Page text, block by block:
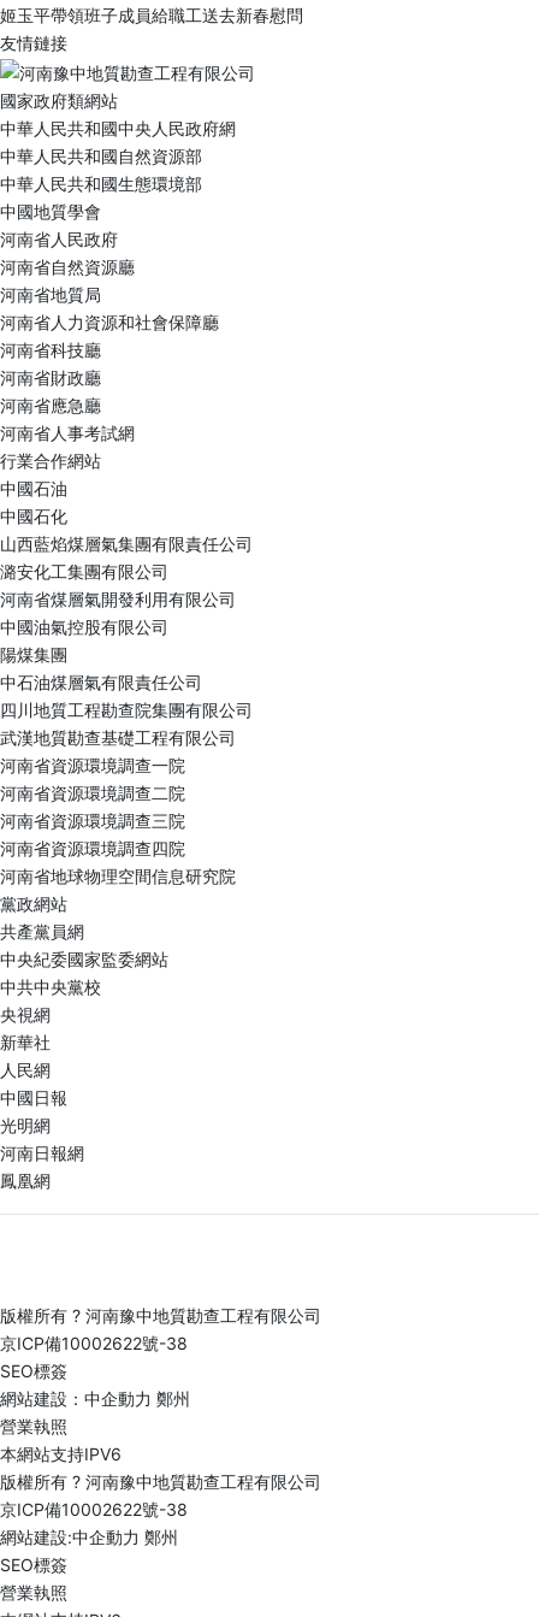
姬玉平帶領班子成員給職工送去新春慰問
友情鏈接
國家政府類網站
中華人民共和國中央人民政府網
中華人民共和國自然資源部
中華人民共和國生態環境部
中國地質學會
河南省人民政府
河南省自然資源廳
河南省地質局
河南省人力資源和社會保障廳
河南省科技廳
河南省財政廳
河南省應急廳
河南省人事考試網
行業合作網站
中國石油
中國石化
山西藍焰煤層氣集團有限責任公司
潞安化工集團有限公司
河南省煤層氣開發利用有限公司
中國油氣控股有限公司
陽煤集團
中石油煤層氣有限責任公司
四川地質工程勘查院集團有限公司
武漢地質勘查基礎工程有限公司
河南省資源環境調查一院
河南省資源環境調查二院
河南省資源環境調查三院
河南省資源環境調查四院
河南省地球物理空間信息研究院
黨政網站
共產黨員網
中央紀委國家監委網站
中共中央黨校
央視網
新華社
人民網
中國日報
光明網
河南日報網
鳳凰網
版權所有 ? 河南豫中地質勘查工程有限公司
京ICP備10002622號-38
SEO標簽
網站建設：中企動力 鄭州
營業執照
本網站支持IPV6
版權所有 ? 河南豫中地質勘查工程有限公司
京ICP備10002622號-38
網站建設:中企動力 鄭州
SEO標簽
營業執照